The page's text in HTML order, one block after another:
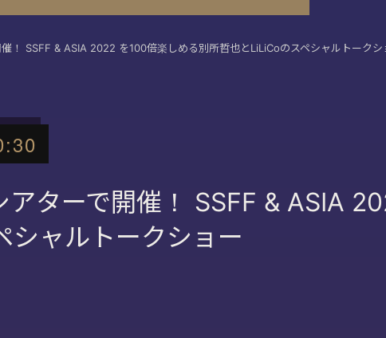
！ SSFF & ASIA 2022 を100倍楽しめる別所哲也とLiLiCoのスペシャルトークシ
アターで開催！ SSFF & ASIA
シャルトークショー